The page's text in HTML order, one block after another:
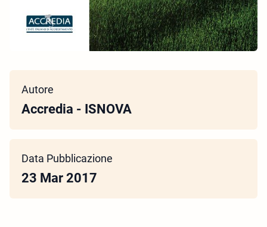
Autore
Accredia - ISNOVA
Data Pubblicazione
23 Mar 2017